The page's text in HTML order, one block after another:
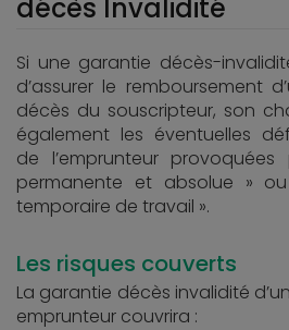
décès Invalidité
Si une garantie décès-
d’assurer le remboursement
décès du souscripteur, son
également les éventuelles
de l’emprunteur
permanente et absolue »
temporaire de travail ».
Les risques couverts
La garantie décès invalidité
emprunteur couvrira :